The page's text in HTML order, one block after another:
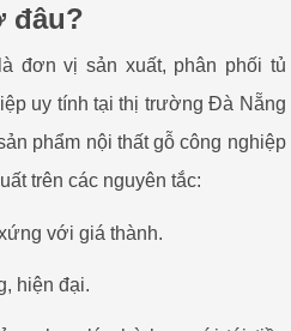
đâu?
đơn vị sản xuất, phân phối tủ
uy tính tại thị trường Đà Nẵng
phẩm nội thất gỗ công nghiệp
trên các nguyên tắc:
với giá thành.
hiện đại.